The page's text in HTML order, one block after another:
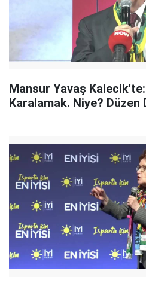
Mansur Yavaş
Karalamak. Niye? Düzen